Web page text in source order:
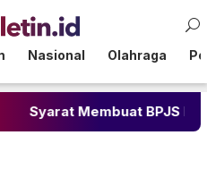
Nasional Olahraga
BPJS Kesehatan: